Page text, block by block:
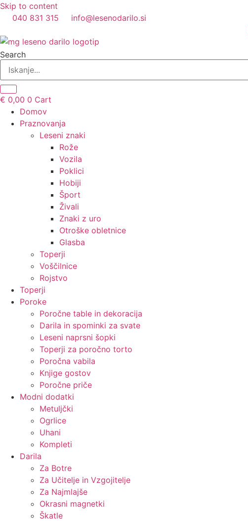
Skip to content
040 831 315
info@lesenodarilo.si
Search
€ 0,00 0 Cart
Domov
Praznovanja
Leseni znaki
Rože
Vozila
Poklici
Hobiji
Šport
Živali
Znaki z uro
Otroške obletnice
Glasba
Toperji
Voščilnice
Rojstvo
Toperji
Poroke
Poročne table in dekoracija
Darila in spominki za svate
Leseni naprsni šopki
Toperji za poročno torto
Poročna vabila
Knjige gostov
Poročne priče
Modni dodatki
Metuljčki
Ogrlice
Uhani
Kompleti
Darila
Za Botre
Za Učitelje in Vzgojitelje
Za Najmlajše
Okrasni magnetki
Škatle